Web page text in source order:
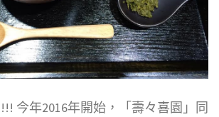
今年2016年開始，「壽々喜園」同